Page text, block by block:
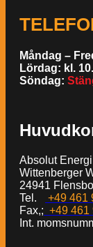
Måndag –
Lördag: kl.
Söndag:
Absolut Energi
Wittenberger
24941
Tel.
+49 461
Fax,; +49 461
Int.